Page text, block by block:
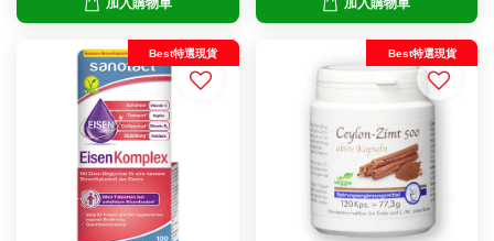
加入購物車 加入購物車
Best特選現貨 Best特選現貨